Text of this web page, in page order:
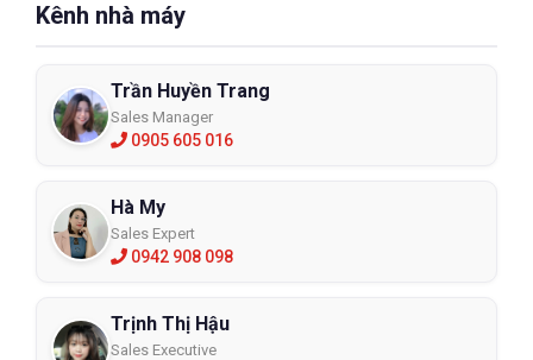
Kênh nhà máy
Trần Huyền Trang
Sales Manager
0905 605 016
Hà My
Sales Expert
0942 908 098
Trịnh Thị Hậu
Sales Executive